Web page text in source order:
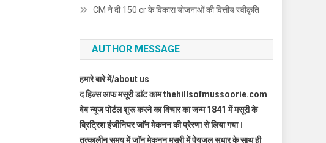
CM ने दी 150 cr के विकास योजनाओं की वित्तीय स्वीकृति
AUTHOR MESSAGE
हमारे बारे में/about us
द हिल्स आफ मसूरी डाॅट काम thehillsofmussoorie.com
वेब न्यूज पोर्टल शुरू करने का विचार का जन्म 1841 में मसूरी के
ब्रिट्रिश इंजीनियर जाॅन मेकनन की प्रेरणा से लिया गया।
तत्कालीन समय में जाॅन मेकनन मसूरी में पेयजल सुधार के साथ ही